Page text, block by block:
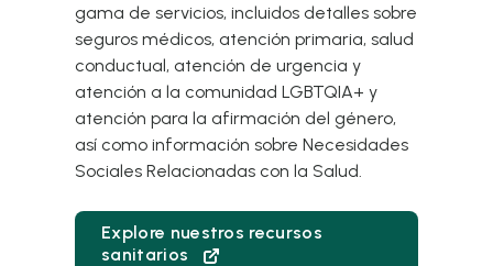
gama de servicios, incluidos detalles sobre
seguros médicos, atención primaria, salud
conductual, atención de urgencia y
atención a la comunidad LGBTQIA+ y
atención para la afirmación del género,
así como información sobre Necesidades
Sociales Relacionadas con la Salud.
Explore nuestros recursos
sanitarios